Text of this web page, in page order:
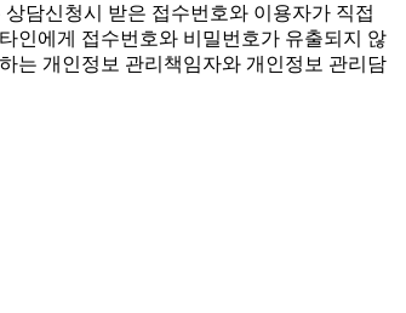
담신청시 받은 접수번호와 이용자가 직접
인에게 접수번호와 비밀번호가 유출되지 않
는 개인정보 관리책임자와 개인정보 관리담